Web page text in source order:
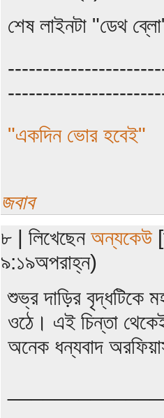
শেষ লাইনটা "ডেথ
"একদিন ভোর হবেই"
জবাব
৮ | লিখেছেন অন্যকেউ
৯:১৯অপরাহ্ন)
শুভ্র দাড়ির বৃদ্ধটিকে
ওঠে। এই চিন্তা
অনেক ধন্যবাদ